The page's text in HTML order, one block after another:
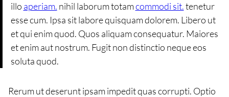
illo aperiam. nihil laborum totamcommodi sit.tenetur
esse cum. Ipsa sit labore quisquam dolorem. Libero ut
et qui enim quod. Quos aliquam consequatur. Maiores
et enim aut nostrum. Fugit non distinctio neque eos
soluta quod.
Rerum ut deserunt ipsam impedit quas corrupti. Optio